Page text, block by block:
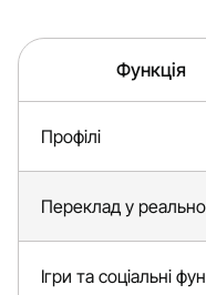
Функція
Профілі
Переклад у
Ігри та соціальні